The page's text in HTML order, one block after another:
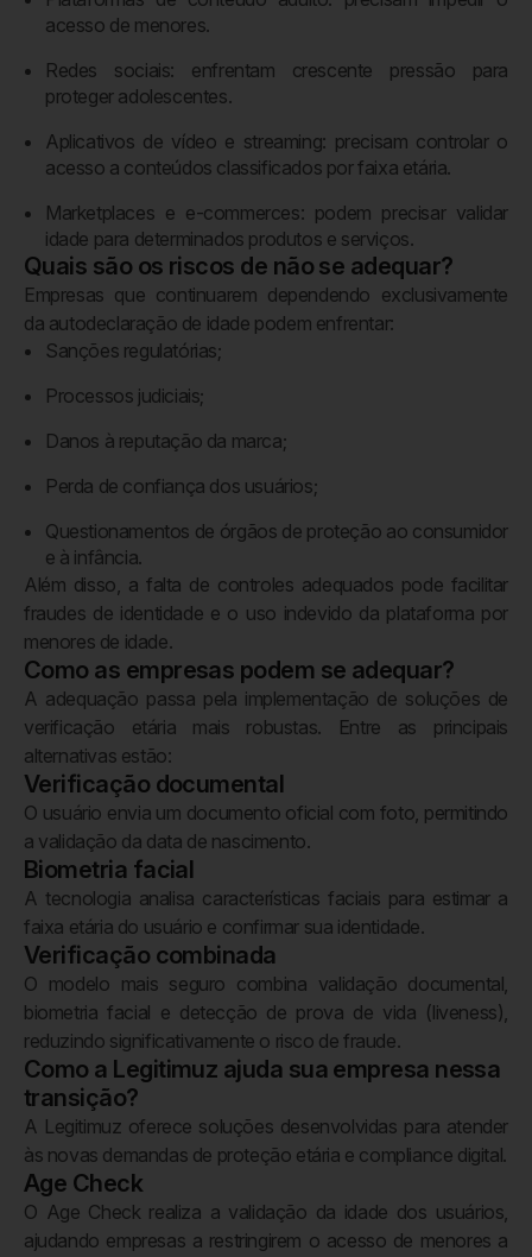
acesso de menores.
Redes sociais: enfrentam crescente pressão para
proteger adolescentes.
Aplicativos de vídeo e streaming: precisam controlar o
acesso a conteúdos classificados por faixa etária.
Marketplaces e e-commerces: podem precisar validar
idade para determinados produtos e serviços.
Quais são os riscos de não se adequar?
Empresas que continuarem dependendo exclusivamente
da autodeclaração de idade podem enfrentar:
Sanções regulatórias;
Processos judiciais;
Danos à reputação da marca;
Perda de confiança dos usuários;
Questionamentos de órgãos de proteção ao consumidor
e à infância.
Além disso, a falta de controles adequados pode facilitar
fraudes de identidade e o uso indevido da plataforma por
menores de idade.
Como as empresas podem se adequar?
A adequação passa pela implementação de soluções de
verificação etária mais robustas. Entre as principais
alternativas estão:
Verificação documental
O usuário envia um documento oficial com foto, permitindo
a validação da data de nascimento.
Biometria facial
A tecnologia analisa características faciais para estimar a
faixa etária do usuário e confirmar sua identidade.
Verificação combinada
O modelo mais seguro combina validação documental,
biometria facial e detecção de prova de vida (liveness),
reduzindo significativamente o risco de fraude.
Como a Legitimuz ajuda sua empresa nessa
transição?
A Legitimuz oferece soluções desenvolvidas para atender
às novas demandas de proteção etária e compliance digital.
Age Check
O Age Check realiza a validação da idade dos usuários,
ajudando empresas a restringirem o acesso de menores a